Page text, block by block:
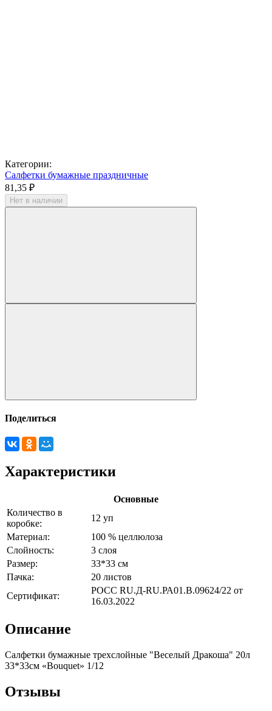
Категории:
Салфетки бумажные праздничные
81,35 ₽
Нет в наличии
Поделиться
Характеристики
Основные
Количество в
коробке:
12 уп
Материал:
100 % целлюлоза
Слойность:
3 слоя
Размер:
33*33 см
Пачка:
20 листов
Сертификат:
РОСС RU.Д-RU.РА01.В.09624/22 от
16.03.2022
Описание
Салфетки бумажные трехслойные "Веселый Дракоша" 20л
33*33см «Bouquet» 1/12
Отзывы